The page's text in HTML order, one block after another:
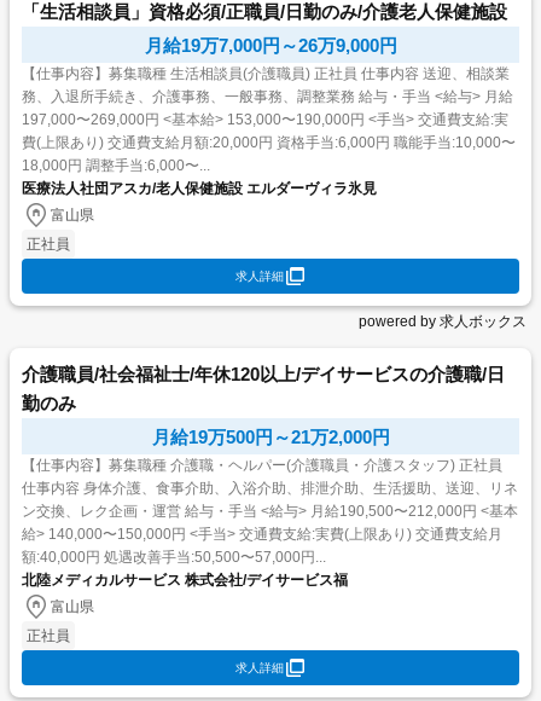
「生活相談員」資格必須/正職員/日勤のみ/介護老人保健施設
月給19万7,000円～26万9,000円
【仕事内容】募集職種 生活相談員(介護職員) 正社員 仕事内容 送迎、相談業
務、入退所手続き、介護事務、一般事務、調整業務 給与・手当 <給与> 月給
197,000〜269,000円 <基本給> 153,000〜190,000円 <手当> 交通費支給:実
費(上限あり) 交通費支給月額:20,000円 資格手当:6,000円 職能手当:10,000〜
18,000円 調整手当:6,000〜...
医療法人社団アスカ/老人保健施設 エルダーヴィラ氷見
富山県
正社員
求人詳細
powered by 求人ボックス
介護職員/社会福祉士/年休120以上/デイサービスの介護職/日
勤のみ
月給19万500円～21万2,000円
【仕事内容】募集職種 介護職・ヘルパー(介護職員・介護スタッフ) 正社員
仕事内容 身体介護、食事介助、入浴介助、排泄介助、生活援助、送迎、リネ
ン交換、レク企画・運営 給与・手当 <給与> 月給190,500〜212,000円 <基本
給> 140,000〜150,000円 <手当> 交通費支給:実費(上限あり) 交通費支給月
額:40,000円 処遇改善手当:50,500〜57,000円...
北陸メディカルサービス 株式会社/デイサービス福
富山県
正社員
求人詳細